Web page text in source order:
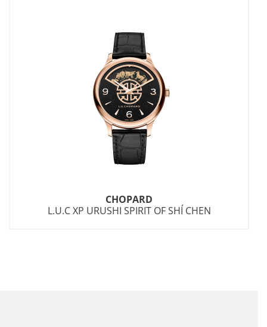
CHOPARD
L.U.C XP URUSHI SPIRIT OF SHÍ CHEN
Bis dahin sind wir weiterhin wie gewohnt für Sie
Wir bitten darum, dassGutscheine bis
einschließlich 31. Dezember 2026
Eine Einlösung nach diesem Zeitpunkt bzw. eine
Auszahlung des Werts sind leider nicht möglich.
offene Bestellungen und
Eine weitere Bearbeitung oder Aufbewahrung